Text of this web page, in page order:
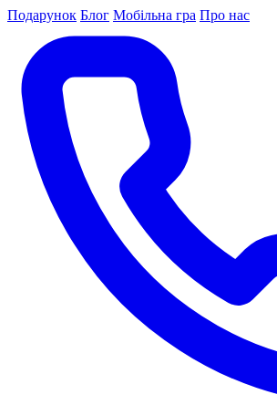
Подарунок Блог Мобільна гра Про нас